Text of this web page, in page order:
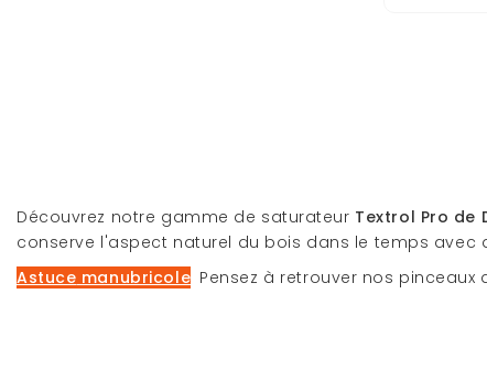
Découvrez notre gamme de saturateur Textrol Pro de
conserve l'aspect naturel du bois dans le temps avec
Astuce manubricole Pensez à retrouver nos pinceaux